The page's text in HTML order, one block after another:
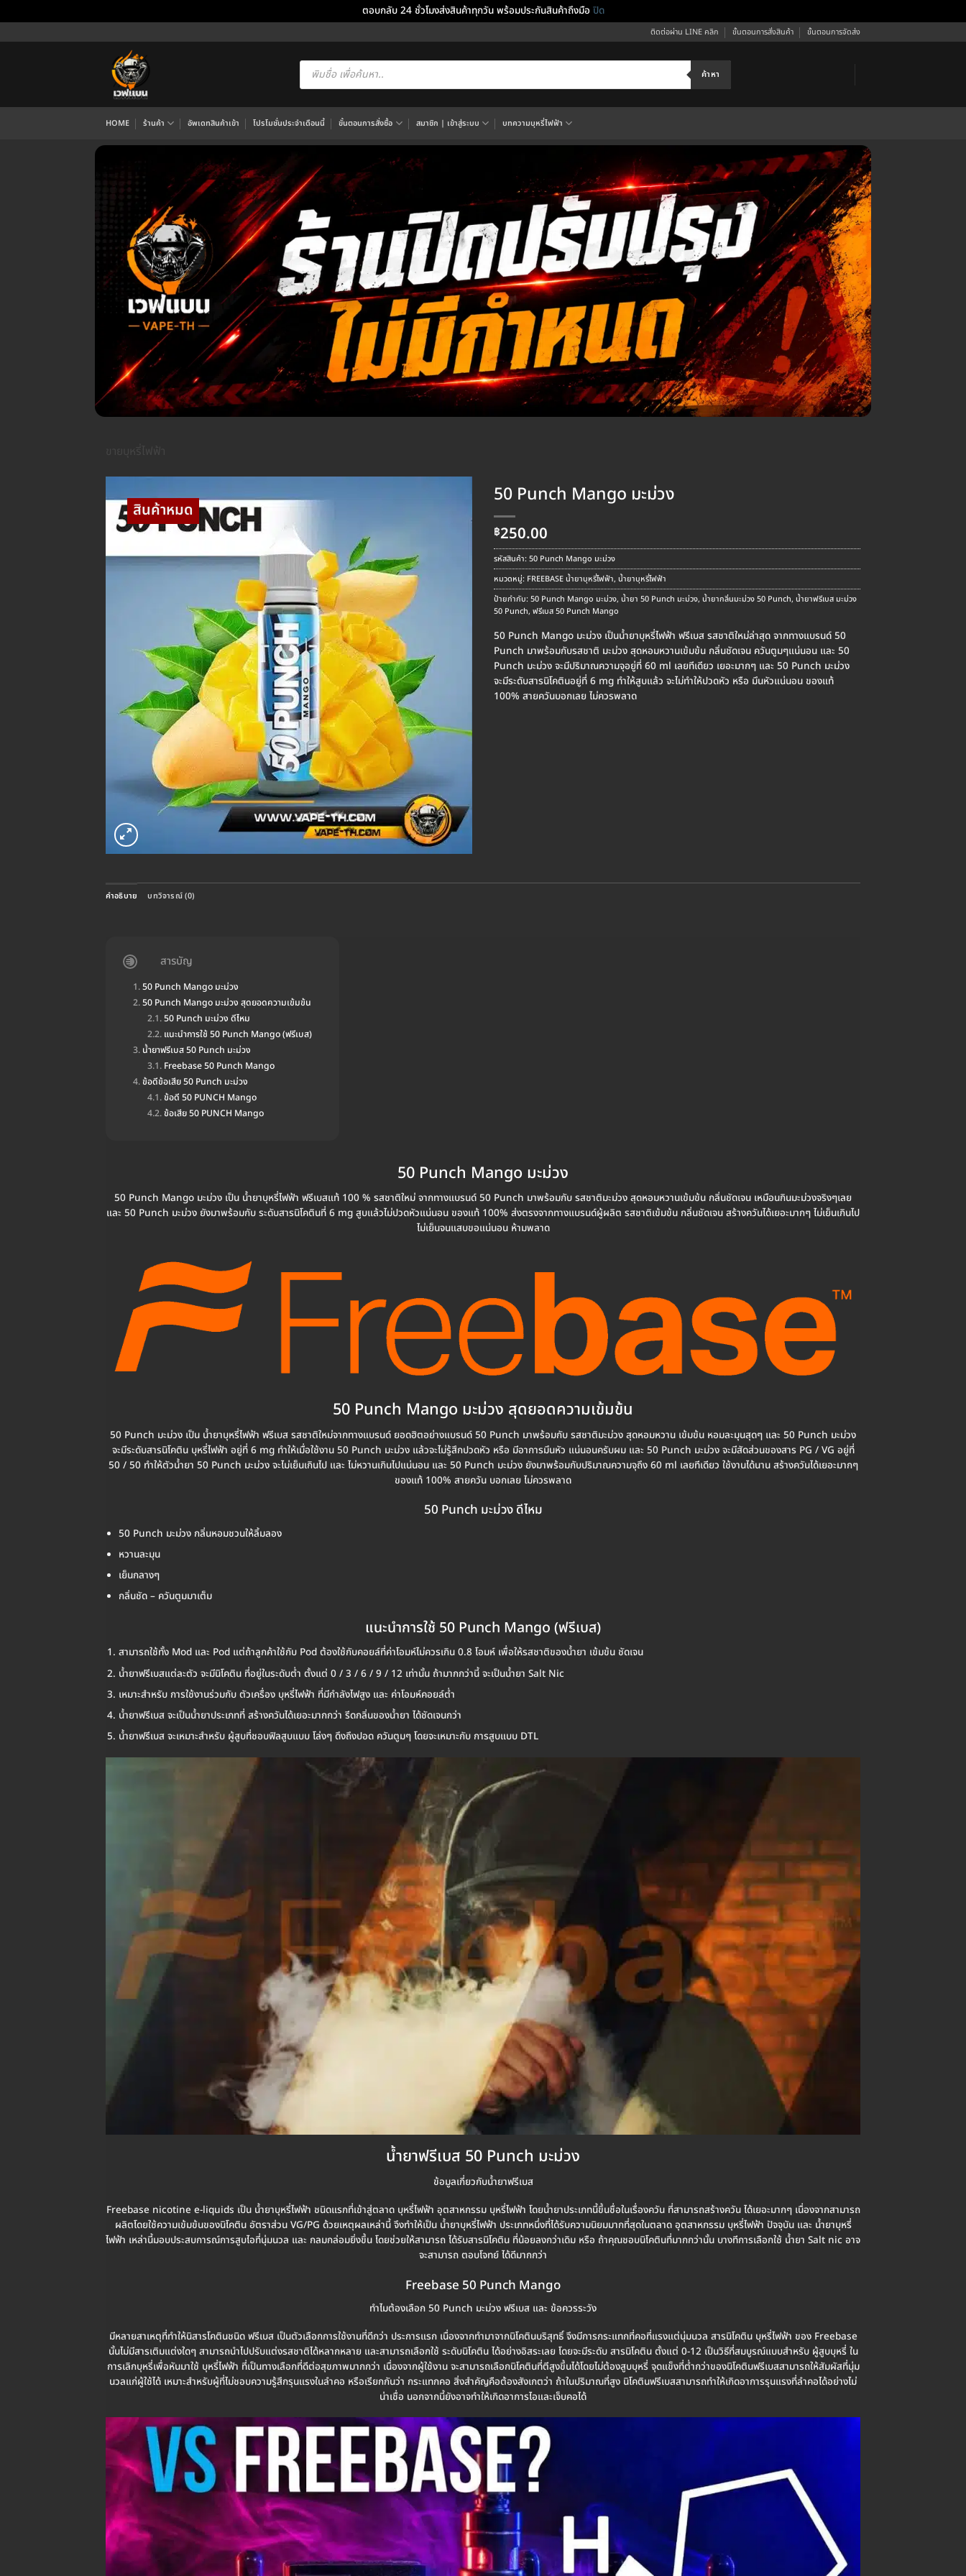
ตอบกลับ 24 ชั่วโมงส่งสินค้าทุกวัน พร้อมประกันสินค้าถึงมือ ปิด
ไป
ติดต่อผ่าน LINE คลิก ขั้นตอนการสั่งสินค้า ขั้นตอนการจัดส่ง
Products
search ค้าหา
HOME ร้านค้า อัพเดทสินค้าเข้า โปรโมชั่นประจำเดือนนี้ ขั้นตอนการสั่งซื้อ สมาชิก | เข้าสู่ระบบ บทความบุหรี่ไฟฟ้า
50 Punch Mango มะม่วง
฿250.00
รหัสสินค้า:50 Punch Mango มะม่วง
หมวดหมู่: FREEBASE น้ำยาบุหรี่ไฟฟ้า, น้ำยาบุหรี่ไฟฟ้า
ป้ายกำกับ:50 Punch Mango มะม่วง, น้ำยา 50 Punch มะม่วง, น้ำยากลิ่นมะม่วง 50 Punch, น้ำยาฟรีเบส มะม่วง
50 Punch, ฟรีเบส 50 Punch Mango
50 Punch Mango มะม่วง เป็นน้ำยาบุหรี่ไฟฟ้า ฟรีเบส รสชาติใหม่ล่าสุด จากทางแบรนด์ 50
Punch มาพร้อมกับรสชาติ มะม่วง สุดหอมหวานเข้มข้น กลิ่นชัดเจน ควันตูมๆแน่นอน และ 50
Punch มะม่วง จะมีปริมาณความจุอยู่ที่ 60 ml เลยทีเดียว เยอะมากๆ และ 50 Punch มะม่วง
จะมีระดับสารนิโคตินอยู่ที่ 6 mg ทำให้สูบแล้ว จะไม่ทำให้ปวดหัว หรือ มึนหัวแน่นอน ของแท้
100% สายควันบอกเลย ไม่ควรพลาด
คำอธิบาย บทวิจารณ์ (0)
สารบัญ
50 Punch Mango มะม่วง
50 Punch Mango มะม่วง สุดยอดความเข้มข้น
50 Punch มะม่วง ดีไหม
แนะนำการใช้ 50 Punch Mango (ฟรีเบส)
น้ำยาฟรีเบส 50 Punch มะม่วง
Freebase 50 Punch Mango
ข้อดีข้อเสีย 50 Punch มะม่วง
ข้อดี 50 PUNCH Mango
ข้อเสีย 50 PUNCH Mango
50 Punch Mango มะม่วง
50 Punch Mango มะม่วง เป็น น้ำยาบุหรี่ไฟฟ้า ฟรีเบสแท้ 100 % รสชาติใหม่ จากทางแบรนด์ 50 Punch มาพร้อมกับ รสชาติมะม่วง สุดหอมหวานเข้มข้น กลิ่นชัดเจน เหมือนกินมะม่วงจริงๆเลย
และ 50 Punch มะม่วง ยังมาพร้อมกับ ระดับสารนิโคตินที่ 6 mg สูบแล้วไม่ปวดหัวแน่นอน ของแท้ 100% ส่งตรงจากทางแบรนด์ผู้ผลิต รสชาติเข้มข้น กลิ่นชัดเจน สร้างควันได้เยอะมากๆ ไม่เย็นเกินไป
ไม่เย็นจนแสบขอแน่นอน ห้ามพลาด
50 Punch Mango มะม่วง สุดยอดความเข้มข้น
50 Punch มะม่วง เป็น น้ำยาบุหรี่ไฟฟ้า ฟรีเบส รสชาติใหม่จากทางแบรนด์ ยอดฮิตอย่างแบรนด์ 50 Punch มาพร้อมกับ รสชาติมะม่วง สุดหอมหวาน เข้มข้น หอมละมุนสุดๆ และ 50 Punch มะม่วง
จะมีระดับสารนิโคติน บุหรี่ไฟฟ้า อยู่ที่ 6 mg ทำให้เมื่อใช้งาน 50 Punch มะม่วง แล้วจะไม่รู้สึกปวดหัว หรือ มีอาการมึนหัว แน่นอนครับผม และ 50 Punch มะม่วง จะมีสัดส่วนของสาร PG / VG อยู่ที่
50 / 50 ทำให้ตัวน้ำยา 50 Punch มะม่วง จะไม่เย็นเกินไป และ ไม่หวานเกินไปแน่นอน และ 50 Punch มะม่วง ยังมาพร้อมกับปริมาณความจุถึง 60 ml เลยทีเดียว ใช้งานได้นาน สร้างควันได้เยอะมากๆ
ของแท้ 100% สายควัน บอกเลย ไม่ควรพลาด
50 Punch มะม่วง ดีไหม
50 Punch มะม่วง กลิ่นหอมชวนให้ลิ้มลอง
หวานละมุน
เย็นกลางๆ
กลิ่นชัด – ควันตูมมาเต็ม
แนะนำการใช้ 50 Punch Mango (ฟรีเบส)
สามารถใช้ทั้ง Mod และ Pod แต่ถ้าลูกค้าใช้กับ Pod ต้องใช้กับคอยล์ที่ค่าโอมห์ไม่ควรเกิน 0.8 โอมห์ เพื่อให้รสชาติของน้ำยา เข้มข้น ชัดเจน
น้ำยาฟรีเบสแต่ละตัว จะมีนิโคติน ที่อยู่ในระดับต่ำ ตั้งแต่ 0 / 3 / 6 / 9 / 12 เท่านั้น ถ้ามากกว่านี้ จะเป็นน้ำยา Salt Nic
เหมาะสำหรับ การใช้งานร่วมกับ ตัวเครื่อง บุหรี่ไฟฟ้า ที่มีกำลังไฟสูง และ ค่าโอมห์คอยล์ต่ำ
น้ำยาฟรีเบส จะเป็นน้ำยาประเภทที่ สร้างควันได้เยอะมากกว่า รีดกลิ่นของน้ำยา ได้ชัดเจนกว่า
น้ำยาฟรีเบส จะเหมาะสำหรับ ผู้สูบที่ชอบฟิลสูบแบบ โล่งๆ ดึงถึงปอด ควันตูมๆ โดยจะเหมาะกับ การสูบแบบ DTL
น้ำยาฟรีเบส 50 Punch มะม่วง
ข้อมูลเกี่ยวกับน้ำยาฟรีเบส
Freebase nicotine e-liquids เป็น น้ำยาบุหรี่ไฟฟ้า ชนิดแรกที่เข้าสู่ตลาด บุหรี่ไฟฟ้า อุตสาหกรรม บุหรี่ไฟฟ้า โดยน้ำยาประเภทนี้ขึ้นชื่อในเรื่องควัน ที่สามารถสร้างควัน ได้เยอะมากๆ เนื่องจากสามารถ
ผลิตโดยใช้ความเข้มข้นของนิโคติน อัตราส่วน VG/PG ด้วยเหตุผลเหล่านี้ จึงทำให้เป็น น้ำยาบุหรี่ไฟฟ้า ประเภทหนึ่งที่ได้รับความนิยมมากที่สุดในตลาด อุตสาหกรรม บุหรี่ไฟฟ้า ปัจจุบัน และ น้ำยาบุหรี่
ไฟฟ้า เหล่านี้มอบประสบการณ์การสูบไอที่นุ่มนวล และ กลมกล่อมยิ่งขึ้น โดยช่วยให้สามารถ ได้รับสารนิโคติน ที่น้อยลงกว่าเดิม หรือ ถ้าคุณชอบนิโคตินที่มากกว่านั้น บางทีการเลือกใช้ น้ำยา Salt nic อาจ
จะสามารถ ตอบโจทย์ ได้ดีมากกว่า
Freebase 50 Punch Mango
ทำไมต้องเลือก 50 Punch มะม่วง ฟรีเบส และ ข้อควรระวัง
มีหลายสาเหตุที่ทำให้นิสารโคตินชนิด ฟรีเบส เป็นตัวเลือกการใช้งานที่ดีกว่า ประการแรก เนื่องจากทำมาจากนิโคตินบริสุทธิ์ จึงมีการกระแทกที่คอที่แรงแต่นุ่มนวล สารนิโคติน บุหรี่ไฟฟ้า ของ Freebase
นั้นไม่มีสารเติมแต่งใดๆ สามารถนำไปปรับแต่งรสชาติได้หลากหลาย และสามารถเลือกใช้ ระดับนิโคติน ได้อย่างอิสระเลย โดยจะมีระดับ สารนิโคติน ตั้งแต่ 0-12 เป็นวิธีที่สมบูรณ์แบบสำหรับ ผู้สูบบุหรี่ ใน
การเลิกบุหรี่เพื่อหันมาใช้ บุหรี่ไฟฟ้า ที่เป็นทางเลือกที่ดีต่อสุขภาพมากกว่า เนื่องจากผู้ใช้งาน จะสามารถเลือกนิโคตินที่ตีสูงขึ้นได้โดยไม่ต้องสูบบุหรี่ จุดแข็งที่ต่ำกว่าของนิโคตินฟรีเบสสามารถให้สัมผัสที่นุ่ม
นวลแก่ผู้ใช้ได้ เหมาะสำหรับผู้ที่ไม่ชอบความรู้สึกรุนแรงในลำคอ หรือเรียกกันว่า กระแทกคอ สิ่งสำคัญคือต้องสังเกตว่า ถ้าในปริมาณที่สูง นิโคตินฟรีเบสสามารถทำให้เกิดอาการรุนแรงที่ลำคอได้อย่างไม่
น่าเชื่อ นอกจากนี้ยังอาจทำให้เกิดอาการไอและเจ็บคอได้